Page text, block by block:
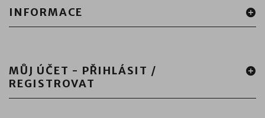
INFORMACE
MŮJ ÚČET - PŘIHLÁSIT /
REGISTROVAT